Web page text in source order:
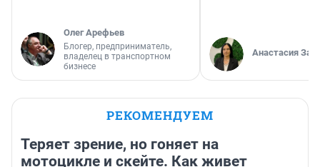
Олег Арефьев
Блогер, предприниматель,
владелец в транспортном
бизнесе
Анастасия
РЕКОМЕНДУЕМ
Теряет зрение, но гоняет на
мотоцикле и скейте. Как живет